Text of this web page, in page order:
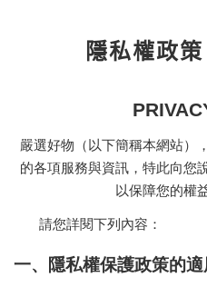
隱私權政
嚴選好物（以下簡稱本網站）
的各項服務與資訊，特此向您
以保障您的權
請您詳閱下列內容：
一、 隱私權保護政策的適